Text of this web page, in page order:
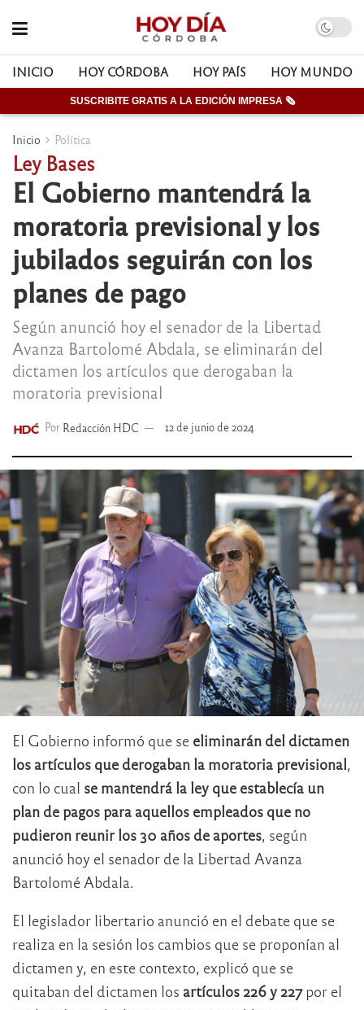
INICIO HOY CÓRDOBA HOY PAÍS HOY MUNDO
SUSCRIBITE GRATIS A LA EDICIÓN IMPRESA 🗞
Inicio Política
Ley Bases
El Gobierno mantendrá la
moratoria previsional y los
jubilados seguirán con los
planes de pago
Según anunció hoy el senador de la Libertad
Avanza Bartolomé Abdala, se eliminarán del
dictamen los artículos que derogaban la
moratoria previsional
Por Redacción HDC 12 de junio de 2024
El Gobierno informó que se eliminarán del dictamen
los artículos que derogaban la moratoria previsional,
con lo cual se mantendrá la ley que establecía un
plan de pagos para aquellos empleados que no
pudieron reunir los 30 años de aportes, según
anunció hoy el senador de la Libertad Avanza
Bartolomé Abdala.
El legislador libertario anunció en el debate que se
realiza en la sesión los cambios que se proponían al
dictamen y, en este contexto, explicó que se
quitaban del dictamen los artículos 226 y 227por el